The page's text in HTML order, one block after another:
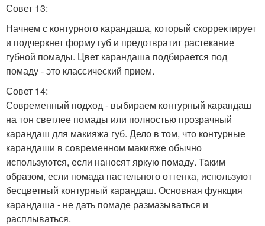
Совет 13:
Начнем с контурного карандаша, который скорректирует
и подчеркнет форму губ и предотвратит растекание
губной помады. Цвет карандаша подбирается под
помаду - это классический прием.
Совет 14:
Современный подход - выбираем контурный карандаш
на тон светлее помады или полностью прозрачный
карандаш для макияжа губ. Дело в том, что контурные
карандаши в современном макияже обычно
используются, если наносят яркую помаду. Таким
образом, если помада пастельного оттенка, используют
бесцветный контурный карандаш. Основная функция
карандаша - не дать помаде размазываться и
расплываться.